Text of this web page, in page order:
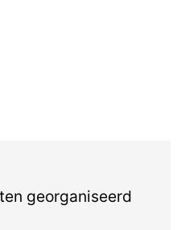
georganiseerd